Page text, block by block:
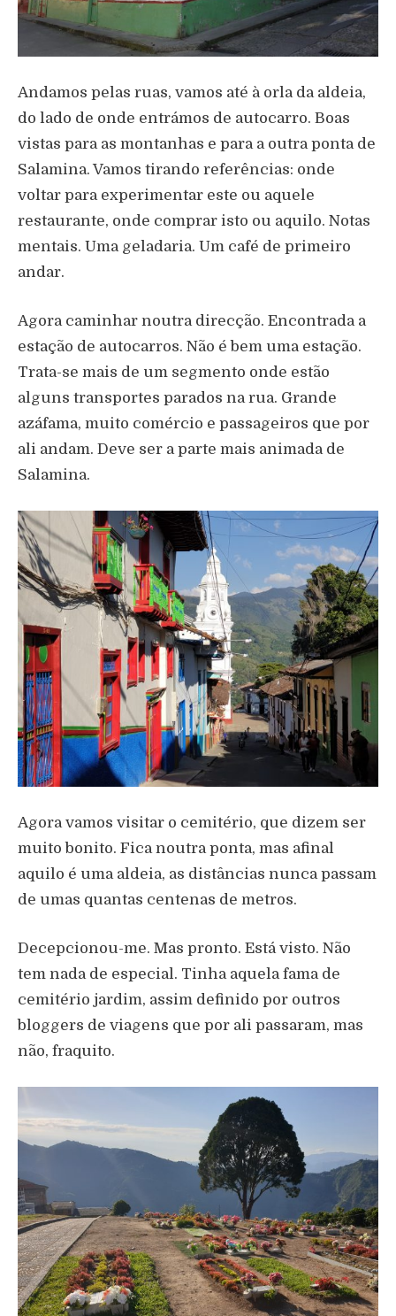
Andamos pelas ruas, vamos até à orla da aldeia,
do lado de onde entrámos de autocarro. Boas
vistas para as montanhas e para a outra ponta de
Salamina. Vamos tirando referências: onde
voltar para experimentar este ou aquele
restaurante, onde comprar isto ou aquilo. Notas
mentais. Uma geladaria. Um café de primeiro
andar.
Agora caminhar noutra direcção. Encontrada a
estação de autocarros. Não é bem uma estação.
Trata-se mais de um segmento onde estão
alguns transportes parados na rua. Grande
azáfama, muito comércio e passageiros que por
ali andam. Deve ser a parte mais animada de
Salamina.
Agora vamos visitar o cemitério, que dizem ser
muito bonito. Fica noutra ponta, mas afinal
aquilo é uma aldeia, as distâncias nunca passam
de umas quantas centenas de metros.
Decepcionou-me. Mas pronto. Está visto. Não
tem nada de especial. Tinha aquela fama de
cemitério jardim, assim definido por outros
bloggers de viagens que por ali passaram, mas
não, fraquito.